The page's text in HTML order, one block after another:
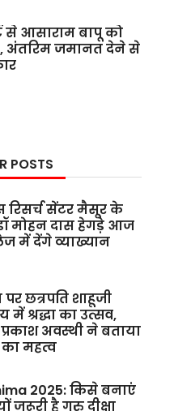
से आसाराम बापू को
अंतरिम जमानत देने से
POSTS
रिसर्च सेंटर मैसूर के
मोहन दास हेगड़े आज
में देंगे व्याख्यान
पर छत्रपति शाहूजी
में श्रद्धा का उत्सव,
अवस्थी ने बताया
महत्व
2025: किसे बनाएं
जरूरी है गुरु दीक्षा